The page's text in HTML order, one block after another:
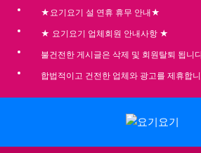
★요기요기 설 연휴 휴무 안내★
★ 요기요기 업체회원 안내사항 ★
불건전한 게시글은 삭제 및 회원탈퇴 됩니
합법적이고 건전한 업체와 광고를 제휴합